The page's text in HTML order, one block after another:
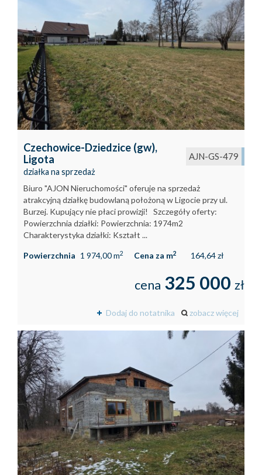
Obiekty
Kontakt
Kredyty
Czechowice-Dziedzice (gw),
Ligota
działka na sprzedaż
AJN-GS-479
Biuro "AJON Nieruchomości" oferuje na sprzedaż
atrakcyjną działkę budowlaną położoną w Ligocie przy ul.
Burzej. Kupujący nie płaci prowizji! Szczegóły oferty:
Powierzchnia działki: Powierzchnia: 1974m2
Charakterystyka działki: Kształt ...
Powierzchnia 1 974,00 m2 Cena za m2 164,64 zł
cena 325 000 zł
Dodaj do notatnika zobacz więcej